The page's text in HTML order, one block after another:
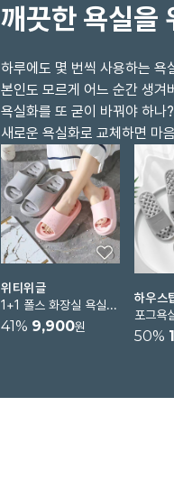
깨끗한 욕실을
하루에도 몇 번씩 사용하는 욕
본인도 모르게 어느 순간 생겨
욕실화를 또 굳이 바꿔야 하나
새로운 욕실화로 교체하면 마
위티위글
1+1 폴스 화장실 욕실 슬리퍼 미끄럼방지 욕실화
41% 9,900원
하우스
50%